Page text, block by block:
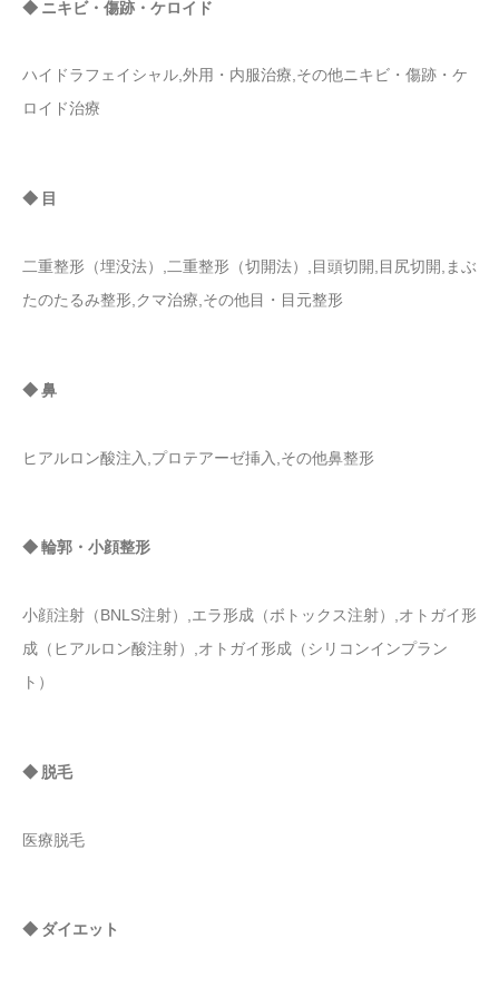
◆ ニキビ・傷跡・ケロイド
ハイドラフェイシャル,外用・内服治療,その他ニキビ・傷跡・ケ
ロイド治療
◆ 目
二重整形（埋没法）,二重整形（切開法）,目頭切開,目尻切開,まぶ
たのたるみ整形,クマ治療,その他目・目元整形
◆ 鼻
ヒアルロン酸注入,プロテアーゼ挿入,その他鼻整形
◆ 輪郭・小顔整形
小顔注射（BNLS注射）,エラ形成（ボトックス注射）,オトガイ形
成（ヒアルロン酸注射）,オトガイ形成（シリコンインプラン
ト）
◆ 脱毛
医療脱毛
◆ ダイエット